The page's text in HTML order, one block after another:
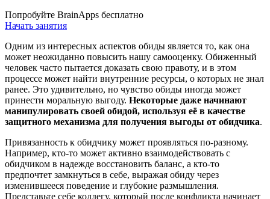
Попробуйте BrainApps бесплатно
Начать занятия
Одним из интересных аспектов обиды является то, как она
может неожиданно повысить нашу самооценку. Обиженный
человек часто пытается доказать свою правоту, и в этом
процессе может найти внутренние ресурсы, о которых не знал
ранее. Это удивительно, но чувство обиды иногда может
принести моральную выгоду. Некоторые даже начинают
манипулировать своей обидой, используя её в качестве
защитного механизма для получения выгоды от обидчика.
Привязанность к обидчику может проявляться по-разному.
Например, кто-то может активно взаимодействовать с
обидчиком в надежде восстановить баланс, а кто-то
предпочтет замкнуться в себе, выражая обиду через
изменившееся поведение и глубокие размышления.
Представьте себе коллегу, который после конфликта начинает